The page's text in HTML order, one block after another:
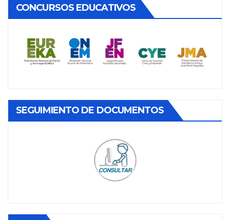
CONCURSOS EDUCATIVOS
SEGUIMIENTO DE DOCUMENTOS